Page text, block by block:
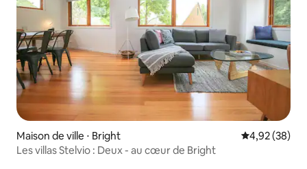
Maison de ville ⋅ Bright Évaluation
4,92 (38)
Les villas Stelvio : Deux - au cœur de Bright